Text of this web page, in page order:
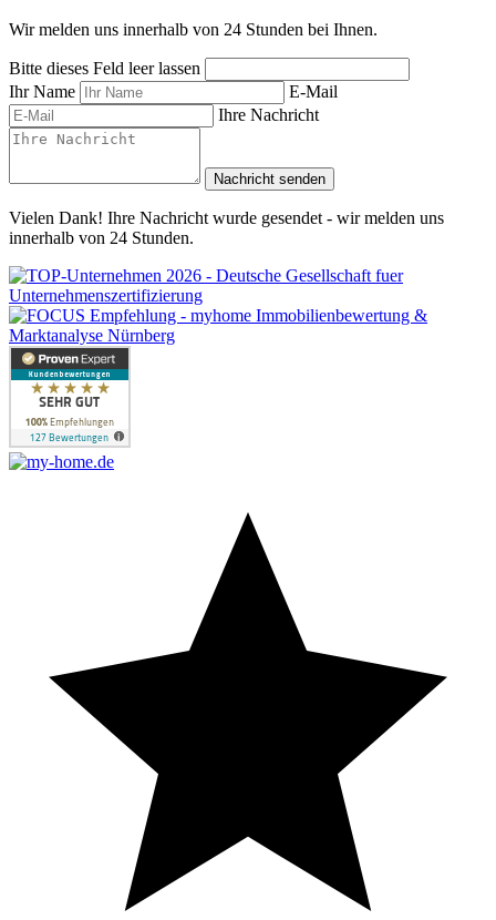
Wir melden uns innerhalb von 24 Stunden bei Ihnen.
Bitte dieses Feld leer lassen
Ihr Name
E-Mail
Ihre Nachricht
Nachricht senden
Vielen Dank! Ihre Nachricht wurde gesendet - wir melden uns
innerhalb von 24 Stunden.